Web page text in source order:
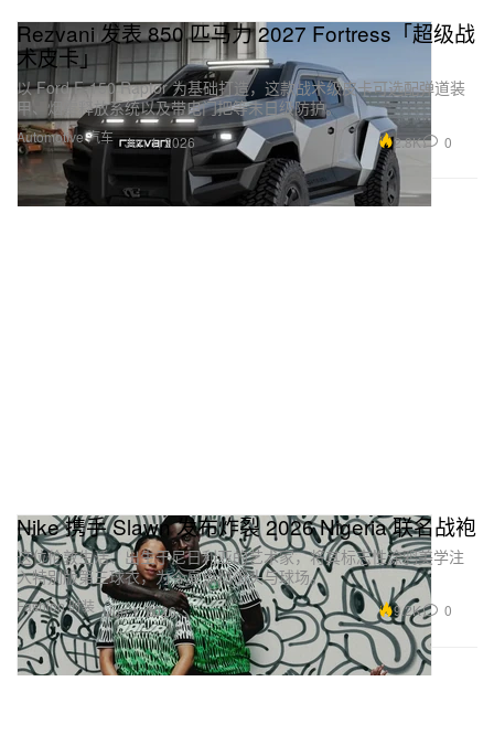
Automotive 汽车
Rezvani 发表 850 匹马力 2027 Fortress「超级战
术皮卡」
以 Ford F-150 Raptor 为基础打造，这款战术级皮卡可选配弹道装
甲、烟雾释放系统以及带电门把等末日级防护。
Jun 1, 2026 2.8K 0
Fashion 时装
Nike 携手 Slawn 发布炸裂 2026 Nigeria 联名战袍
这位伦敦生活、出生于尼日利亚的艺术家，将其标志性涂鸦美学注
入特别版第三球衣，为今夏点燃街头与球场。
Jun 1, 2026 9.2K 0